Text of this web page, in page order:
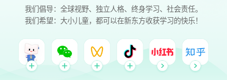
我们倡导：全球视野、独立人格、终身学习、社会责任。
我们希望：大小儿童，都可以在新东方收获学习的快乐！